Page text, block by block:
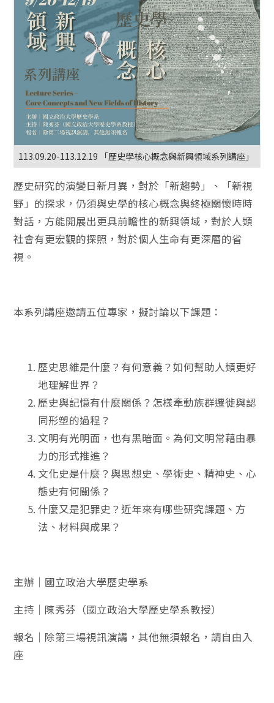
113.09.20-113.12.19 「歷史學核心概念與新興領域系列講座」
歷史研究的演變日新月異，對於「新趨勢」、「新視
野」的探求，仍須與史學的核心概念與終極關懷時時
對話，方能開展出更具前瞻性的新興領域，對於人類
社會有更宏觀的探照，對於個人生命有更深層的省
視。
本系列講座邀請五位專家，擬討論以下課題：
歷史思維是什麼？有何意義？如何幫助人類更好
地理解世界？
歷史與記憶有什麼關係？怎樣牽動族群遷徙與認
同形塑的過程？
文明有光明面，也有黑暗面。為何文明常藉由暴
力的形式推進？
文化史是什麼？與思想史、學術史、精神史、心
態史有何關係？
什麼又是犯罪史？近年來有哪些研究課題、方
法、材料與成果？
主辦｜國立政治大學歷史學系
主持｜陳秀芬（國立政治大學歷史學系教授）
報名｜除第三場視訊演講，其他無須報名，請自由入
座